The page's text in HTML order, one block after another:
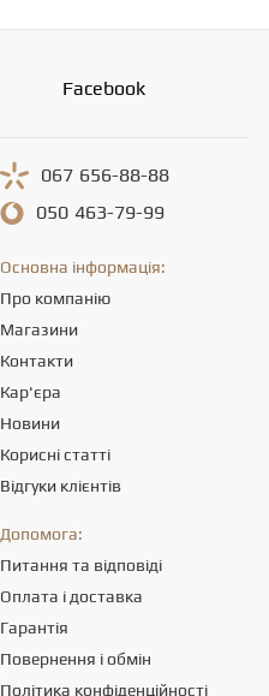
Facebook
067 656-88-88
050 463-79-99
Основна інформація:
Про компанію
Магазини
Контакти
Кар'єра
Новини
Корисні статті
Відгуки клієнтів
Допомога:
Питання та відповіді
Оплата і доставка
Гарантія
Повернення і обмін
Політика конфіденційності